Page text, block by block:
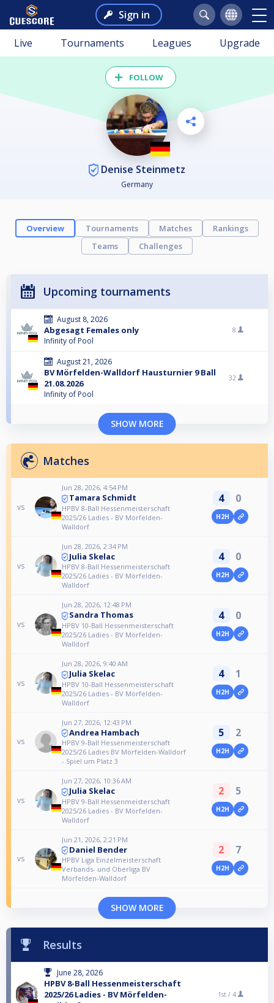
Sign in
Live Tournaments Leagues Upgrade
FOLLOW
Denise Steinmetz
Germany
Overview Tournaments Matches
Rankings
Teams
Challenges
Upcoming tournaments
August 8, 2026
Abgesagt Females only
Infinity of Pool
8
August 21, 2026
BV Mörfelden-Walldorf Hausturnier 9 Ball
21.08.2026
Infinity of Pool
32
SHOW MORE
Matches
vs
Jun 28, 2026, 4:54 PM
Tamara Schmidt
HPBV 8-Ball Hessenmeisterschaft
2025/26 Ladies - BV Mörfelden-
Walldorf
4 0
H2H
vs
Jun 28, 2026, 2:34 PM
Julia Skelac
HPBV 8-Ball Hessenmeisterschaft
2025/26 Ladies - BV Mörfelden-
Walldorf
4 0
H2H
vs
Jun 28, 2026, 12:48 PM
Sandra Thomas
HPBV 10-Ball Hessenmeisterschaft
2025/26 Ladies - BV Mörfelden-
Walldorf
4 0
H2H
vs
Jun 28, 2026, 9:40 AM
Julia Skelac
HPBV 10-Ball Hessenmeisterschaft
2025/26 Ladies - BV Mörfelden-
Walldorf
4 1
H2H
vs
Jun 27, 2026, 12:43 PM
Andrea Hambach
HPBV 9-Ball Hessenmeisterschaft
2025/26 Ladies BV Mörfelden-Walldorf
- Spiel um Platz 3
5 2
H2H
vs
Jun 27, 2026, 10:36 AM
Julia Skelac
HPBV 9-Ball Hessenmeisterschaft
2025/26 Ladies - BV Mörfelden-
Walldorf
2 5
H2H
vs
Jun 21, 2026, 2:21 PM
Daniel Bender
HPBV Liga Einzelmeisterschaft
Verbands- und Oberliga BV
Mörfelden-Walldorf
2 7
H2H
SHOW MORE
Results
June 28, 2026
HPBV 8-Ball Hessenmeisterschaft
2025/26 Ladies - BV Mörfelden-
1st / 4